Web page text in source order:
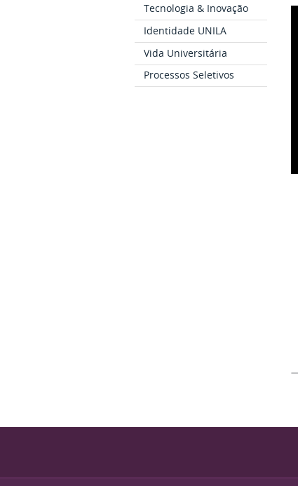
Tecnologia & Inovação
Identidade UNILA
Vida Universitária
Processos Seletivos